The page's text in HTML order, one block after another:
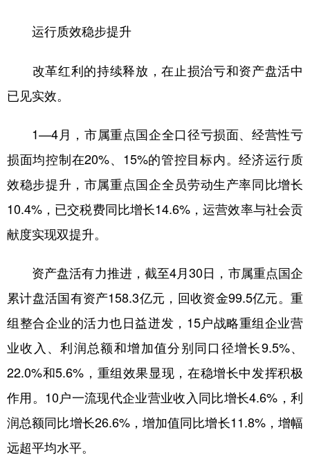
运行质效稳步提升
改革红利的持续释放，在止损治亏和资产盘活中
已见实效。
1—4月，市属重点国企全口径亏损面、经营性亏
损面均控制在20%、15%的管控目标内。经济运行质
效稳步提升，市属重点国企全员劳动生产率同比增长
10.4%，已交税费同比增长14.6%，运营效率与社会贡
献度实现双提升。
资产盘活有力推进，截至4月30日，市属重点国企
累计盘活国有资产158.3亿元，回收资金99.5亿元。重
组整合企业的活力也日益迸发，15户战略重组企业营
业收入、利润总额和增加值分别同口径增长9.5%、
22.0%和5.6%，重组效果显现，在稳增长中发挥积极
作用。10户一流现代企业营业收入同比增长4.6%，利
润总额同比增长26.6%，增加值同比增长11.8%，增幅
远超平均水平。